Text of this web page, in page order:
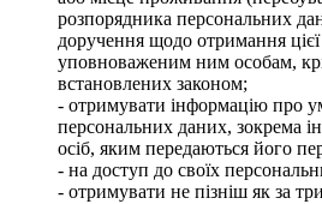
розпорядника персональних
доручення щодо отримання цієї
уповноваженим ним особам,
встановлених законом;
- отримувати інформацію про
персональних даних, зокрема
осіб, яким передаються його
- на доступ до своїх
- отримувати не пізніш як за